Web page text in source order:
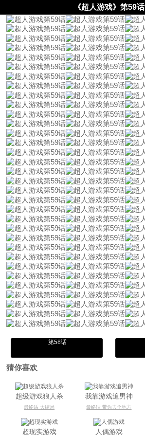
《超人游戏》第59话
第58话
猜你喜欢
超级游戏狼人杀
最终话 大结局
我靠游戏追男神
最终话 带你去个地方
超现实游戏 人偶游戏